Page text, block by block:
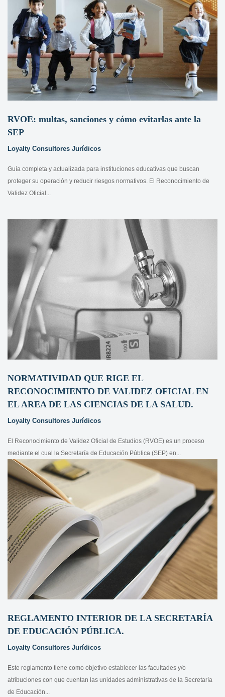
RVOE: multas, sanciones y cómo evitarlas ante la
SEP
Loyalty Consultores Jurídicos
Guía completa y actualizada para instituciones educativas que buscan
proteger su operación y reducir riesgos normativos. El Reconocimiento de
Validez Oficial...
NORMATIVIDAD QUE RIGE EL
RECONOCIMIENTO DE VALIDEZ OFICIAL EN
EL AREA DE LAS CIENCIAS DE LA SALUD.
Loyalty Consultores Jurídicos
El Reconocimiento de Validez Oficial de Estudios (RVOE) es un proceso
mediante el cual la Secretaría de Educación Pública (SEP) en...
REGLAMENTO INTERIOR DE LA SECRETARÍA
DE EDUCACIÓN PÚBLICA.
Loyalty Consultores Jurídicos
Este reglamento tiene como objetivo establecer las facultades y/o
atribuciones con que cuentan las unidades administrativas de la Secretaría
de Educación...